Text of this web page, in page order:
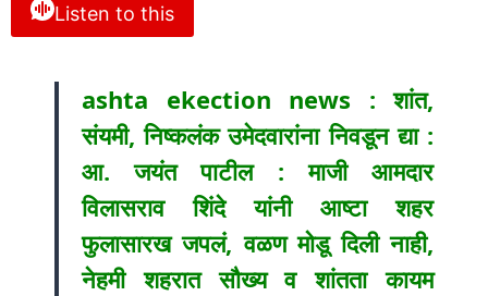
Listen to this
ashta ekection news : शांत,
संयमी, निष्कलंक उमेदवारांना निवडून द्या :
आ. जयंत पाटील : माजी आमदार
विलासराव शिंदे यांनी आष्टा शहर
फुलासारख जपलं, वळण मोडू दिली नाही,
नेहमी शहरात सौख्य व शांतता कायम